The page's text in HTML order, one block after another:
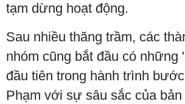
tạm dừng hoạt động.
Sau nhiều thăng trầm, các
nhóm cũng bắt đầu có những
đầu tiên trong hành trình
Phạm với sự sâu sắc của